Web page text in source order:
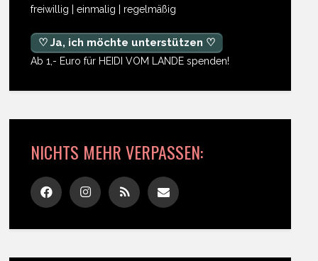
freiwillig | einmalig | regelmäßig
♡ Ja, ich möchte unterstützen ♡
Ab 1,- Euro für HEIDI VOM LANDE spenden!
NICHTS MEHR VERPASSEN: